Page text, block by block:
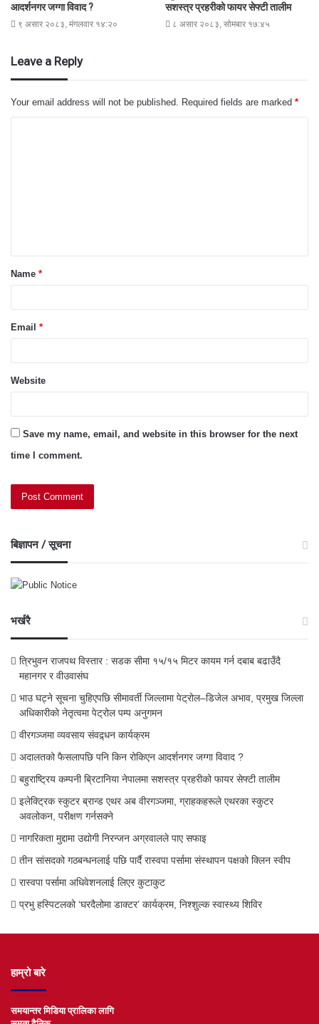
आदर्शनगर जग्गा विवाद ?
९ असार २०८३, मंगलवार १४:२०
सशस्त्र प्रहरीको फायर सेफ्टी तालीम
८ असार २०८३, सोमबार १७:४५
Leave a Reply
Your email address will not be published. Required fields are marked *
t
*Name *
Email *
Website
Save my name, email, and website in this browser for the next
time I comment.
बिज्ञापन / सूचना
भर्खरै
त्रिभुवन राजपथ विस्तार : सडक सीमा १५/१५ मिटर कायम गर्न दबाब बढाउँदै
महानगर र वीउवासंघ
भाउ घट्ने सूचना चुहिएपछि सीमावर्ती जिल्लामा पेट्रोल–डिजेल अभाव, प्रमुख जिल्ला
अधिकारीको नेतृत्वमा पेट्रोल पम्प अनुगमन
वीरगञ्जमा व्यवसाय संवद्र्धन कार्यक्रम
अदालतको फैसलापछि पनि किन रोकिएन आदर्शनगर जग्गा विवाद ?
बहुराष्ट्रिय कम्पनी ब्रिटानिया नेपालमा सशस्त्र प्रहरीको फायर सेफ्टी तालीम
इलेक्ट्रिक स्कुटर ब्रान्ड एथर अब वीरगञ्जमा, ग्राहकहरूले एथरका स्कुटर
अवलोकन, परीक्षण गर्नसक्ने
नागरिकता मुद्दामा उद्योगी निरन्जन अग्रवालले पाए सफाइ
तीन सांसदको गठबन्धनलाई पछि पार्दै रास्वपा पर्सामा संस्थापन पक्षको क्लिन स्वीप
रास्वपा पर्सामा अधिवेशनलाई लिएर कुटाकुट
प्रभु हस्पिटलको ‘घरदैलोमा डाक्टर’ कार्यक्रम, निश्शुल्क स्वास्थ्य शिविर
हाम्रो बारे
समयान्तर मिडिया प्रालिका लागि